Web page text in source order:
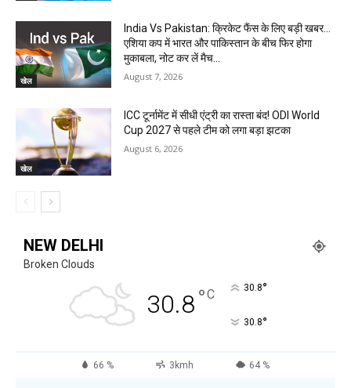
खेल
India Vs Pakistan: क्रिकेट फैंस के लिए बड़ी खबर…
एशिया कप में भारत और पाकिस्तान के बीच फिर होगा
मुकाबला, नोट कर लें मैच...
August 7, 2026
खेल
ICC टूर्नामेंट में सीधी एंट्री का रास्ता बंद! ODI World
Cup 2027 से पहले टीम को लगा बड़ा झटका
August 6, 2026
NEW DELHI
Broken Clouds
30.8°C 30.8°
30.8°
66 % 3kmh 64 %